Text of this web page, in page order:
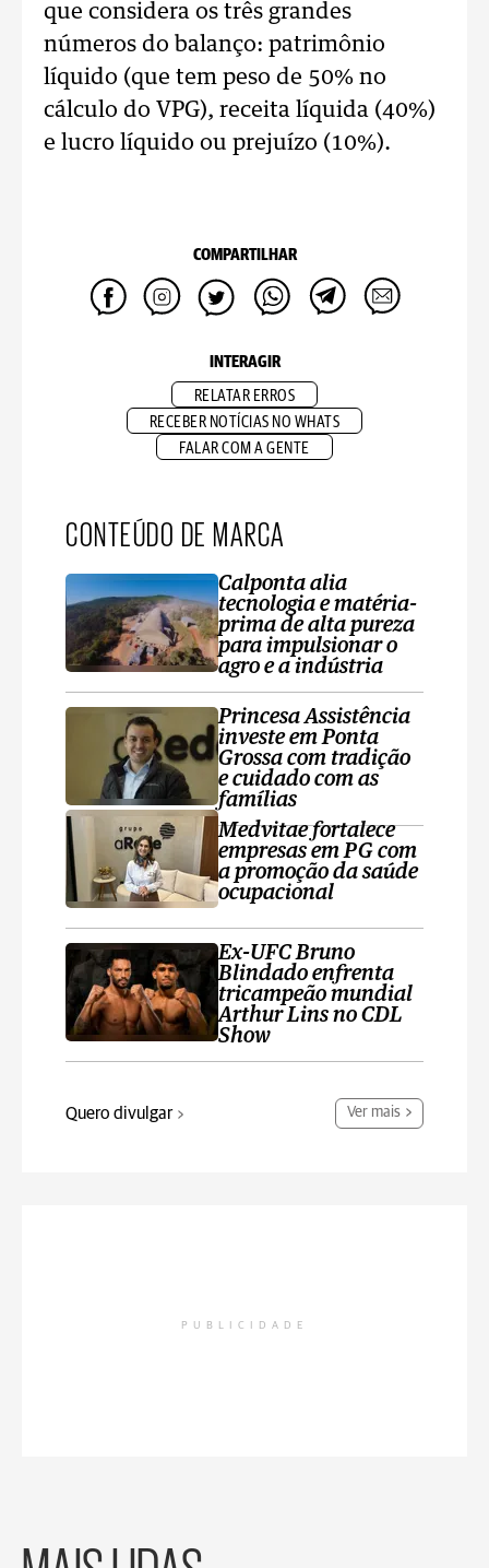
que considera os três grandes
números do balanço: patrimônio
líquido (que tem peso de 50% no
cálculo do VPG), receita líquida (40%)
e lucro líquido ou prejuízo (10%).
COMPARTILHAR
INTERAGIR
RELATAR ERROS
RECEBER NOTÍCIAS NO WHATS
FALAR COM A GENTE
CONTEÚDO DE MARCA
Calponta alia
tecnologia e matéria-
prima de alta pureza
para impulsionar o
agro e a indústria
Princesa Assistência
investe em Ponta
Grossa com tradição
e cuidado com as
famílias
Medvitae fortalece
empresas em PG com
a promoção da saúde
ocupacional
Ex-UFC Bruno
Blindado enfrenta
tricampeão mundial
Arthur Lins no CDL
Show
Quero divulgar Ver mais
PUBLICIDADE